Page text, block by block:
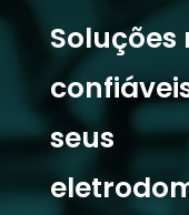
Soluções
seus